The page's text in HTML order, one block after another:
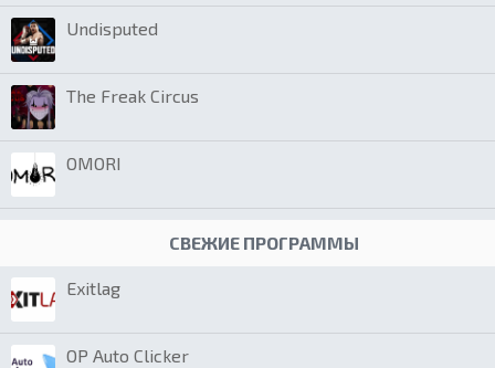
Undisputed
The Freak Circus
OMORI
СВЕЖИЕ ПРОГРАММЫ
Exitlag
OP Auto Clicker